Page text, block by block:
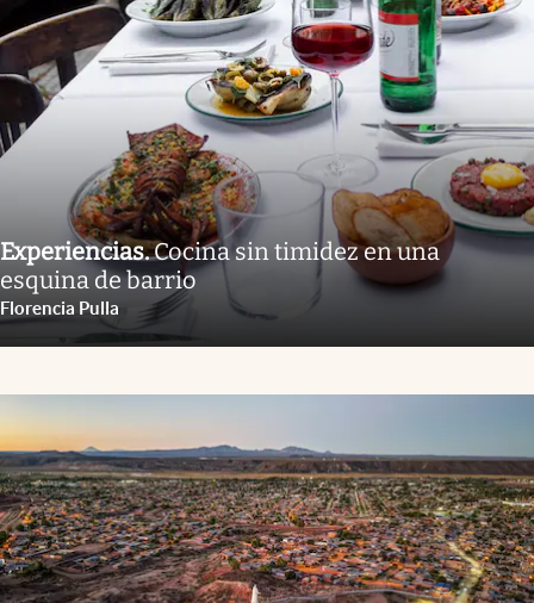
Experiencias.Cocina sin timidez en una
esquina de barrio
Florencia Pulla